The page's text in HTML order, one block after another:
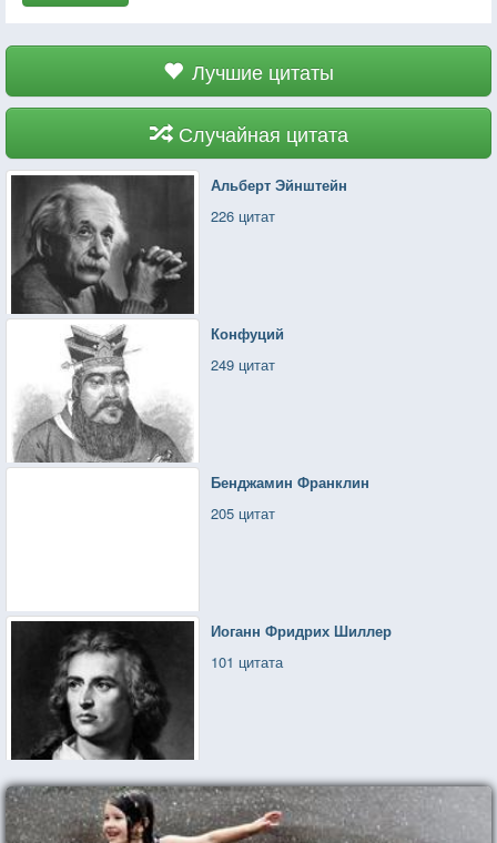
Лучшие цитаты
Случайная цитата
Альберт Эйнштейн
226 цитат
Конфуций
249 цитат
Бенджамин Франклин
205 цитат
Иоганн Фридрих Шиллер
101 цитата